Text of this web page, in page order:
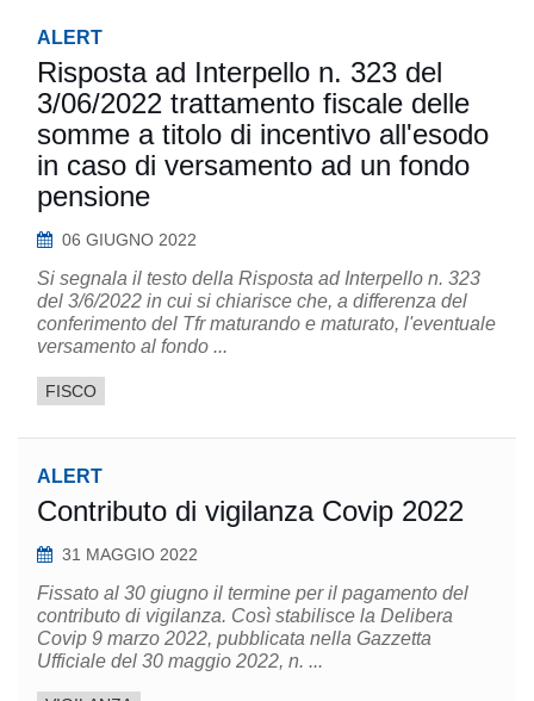
ALERT
Risposta ad Interpello n. 323 del
3/06/2022 trattamento fiscale delle
somme a titolo di incentivo all'esodo
in caso di versamento ad un fondo
pensione
06 GIUGNO 2022
Si segnala il testo della Risposta ad Interpello n. 323
del 3/6/2022 in cui si chiarisce che, a differenza del
conferimento del Tfr maturando e maturato, l'eventuale
versamento al fondo ...
FISCO
ALERT
Contributo di vigilanza Covip 2022
31 MAGGIO 2022
Fissato al 30 giugno il termine per il pagamento del
contributo di vigilanza. Così stabilisce la Delibera
Covip 9 marzo 2022, pubblicata nella Gazzetta
Ufficiale del 30 maggio 2022, n. ...